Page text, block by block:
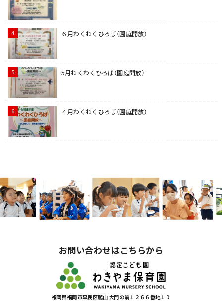
６月わくわくひろば（園庭開放）
5月わくわくひろば（園庭開放）
４月わくわくひろば（園庭開放）
お問い合わせはこちらから
福岡県福岡市早良区脇山 大門の前１２６６番地１０